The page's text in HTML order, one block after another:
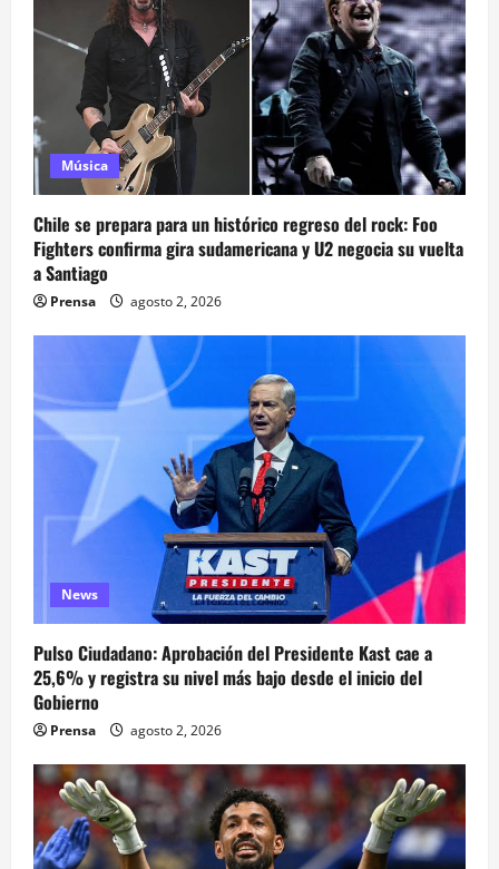
Música
Chile se prepara para un histórico regreso del rock: Foo
Fighters confirma gira sudamericana y U2 negocia su vuelta
a Santiago
Prensa agosto 2, 2026
News
Pulso Ciudadano: Aprobación del Presidente Kast cae a
25,6% y registra su nivel más bajo desde el inicio del
Gobierno
Prensa agosto 2, 2026